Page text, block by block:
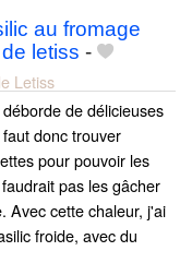
au fromage
letiss -
Letiss
de délicieuses
donc trouver
pour pouvoir les
pas les gâcher
Avec cette chaleur, j'ai
froide, avec du